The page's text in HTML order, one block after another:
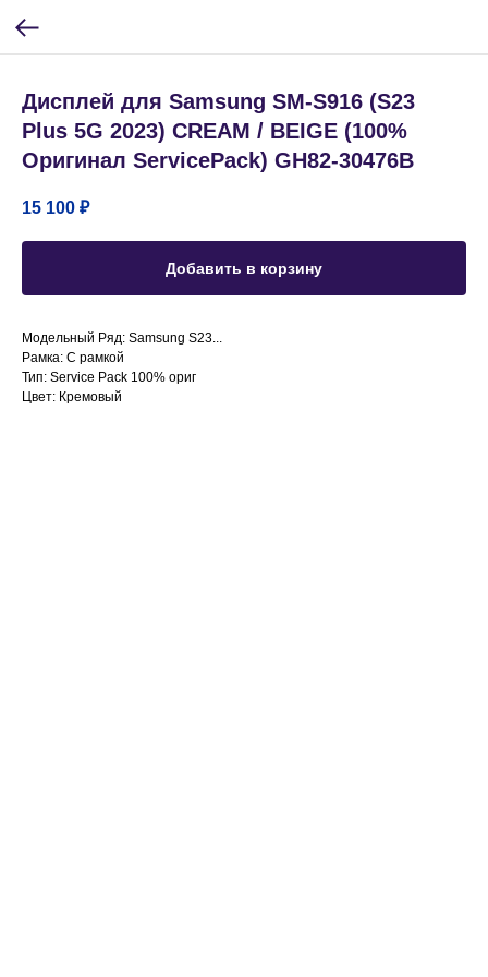
Дисплей для Samsung SM-S916 (S23
Plus 5G 2023) CREAM / BEIGE (100%
Оригинал ServicePack) GH82-30476B
15 100 ₽
Добавить в корзину
Модельный Ряд: Samsung S23...
Рамка: С рамкой
Тип: Service Pack 100% ориг
Цвет: Кремовый